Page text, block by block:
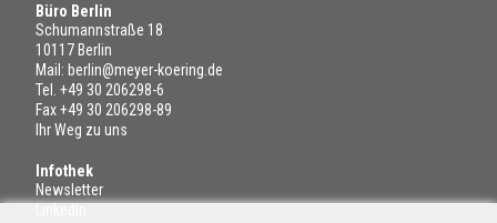
Büro Berlin
Schumannstraße 18
10117 Berlin
Mail: berlin@meyer-koering.de
Tel. +49 30 206298-6
Fax +49 30 206298-89
Ihr Weg zu uns
Infothek
Newsletter